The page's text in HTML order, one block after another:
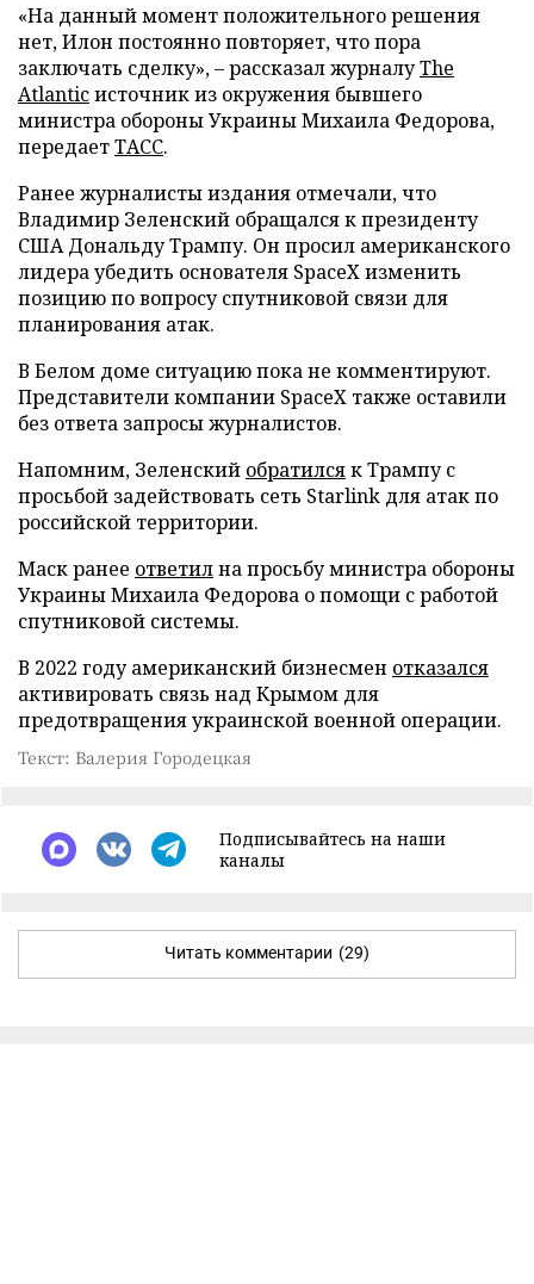
«На данный момент положительного решения
нет, Илон постоянно повторяет, что пора
заключать сделку», – рассказал журналуThe
Atlanticисточник из окружения бывшего
министра обороны Украины Михаила Федорова,
передаетТАСС.
Ранее журналисты издания отмечали, что
Владимир Зеленский обращался к президенту
США Дональду Трампу. Он просил американского
лидера убедить основателя SpaceX изменить
позицию по вопросу спутниковой связи для
планирования атак.
В Белом доме ситуацию пока не комментируют.
Представители компании SpaceX также оставили
без ответа запросы журналистов.
Напомним, Зеленский обратилсяк Трампу с
просьбой задействовать сеть Starlink для атак по
российской территории.
Маск ранее ответилна просьбу министра обороны
Украины Михаила Федорова о помощи с работой
спутниковой системы.
В 2022 году американский бизнесмен отказался
активировать связь над Крымом для
предотвращения украинской военной операции.
Текст: Валерия Городецкая
Подписывайтесь на наши
каналы
Читать комментарии (29)